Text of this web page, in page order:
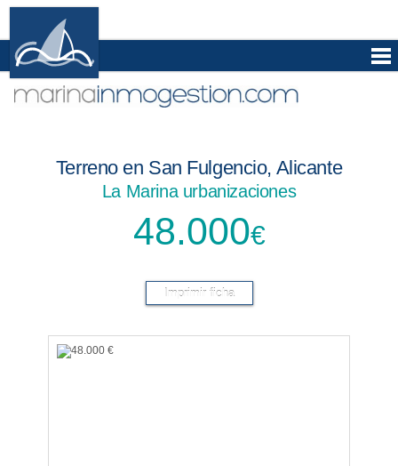
Terreno en San Fulgencio, Alicante
La Marina urbanizaciones
48.000€
Imprimir ficha